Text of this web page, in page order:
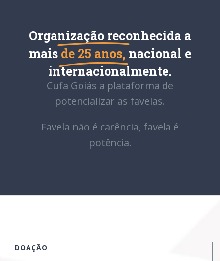
Organização reconhecida a
mais de 25 anos, nacional e
internacionalmente.
Cufa Goiás a plataforma de
potencializar as favelas.
Favela não é carência, favela é
potência.
DOAÇÃO